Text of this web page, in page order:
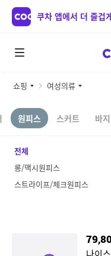
쿠차 앱에서 더 즐겁
쇼핑 여성의류
원피스 스커트 바지
전체
롱/맥시원피스
스트라이프/체크원피스